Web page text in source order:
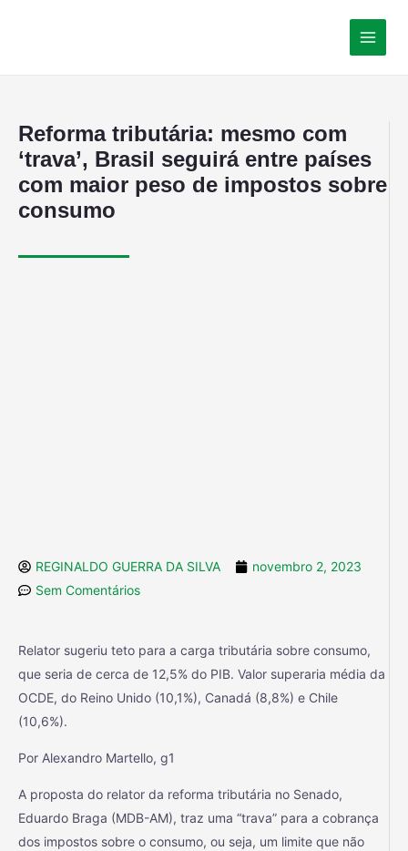
Reforma tributária: mesmo com
‘trava’, Brasil seguirá entre países
com maior peso de impostos sobre
consumo
REGINALDO GUERRA DA SILVA
novembro 2, 2023
Sem Comentários
Relator sugeriu teto para a carga tributária sobre consumo,
que seria de cerca de 12,5% do PIB. Valor superaria média da
OCDE, do Reino Unido (10,1%), Canadá (8,8%) e Chile
(10,6%).
Por Alexandro Martello, g1
A proposta do relator da reforma tributária no Senado,
Eduardo Braga (MDB-AM), traz uma “trava” para a cobrança
dos impostos sobre o consumo, ou seja, um limite que não